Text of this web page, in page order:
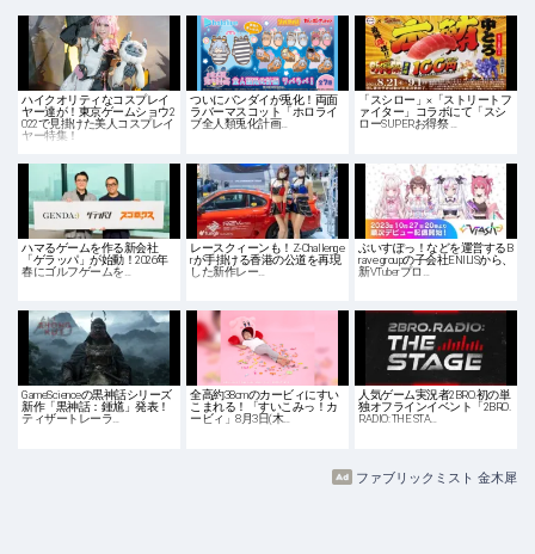
ハイクオリティなコスプレイ
ヤー達が！東京ゲームショウ2
022で見掛けた美人コスプレイ
ヤー特集！
ついにバンダイが兎化！両面
ラバーマスコット「ホロライ
ブ全人類兎化計画…
「スシロー」×「ストリートフ
ァイター」コラボにて「スシ
ローSUPERお得祭 …
ハマるゲームを作る新会社
「ゲラッパ」が始動！2026年
春にゴルフゲームを…
レースクィーンも！Z-Challenge
rが手掛ける香港の公道を再現
した新作レー…
ぶいすぽっ！などを運営するB
rave groupの子会社ENILISから、
新VTuberプロ…
GameScienceの黒神話シリーズ
新作「黒神話：鍾馗」発表！
ティザートレーラ…
全高約38cmのカービィにすい
こまれる！「すいこみっ！カ
ービィ」8月3日(木…
人気ゲーム実況者2BRO.初の単
独オフラインイベント「2BRO.
RADIO: THE STA…
ファブリックミスト 金木犀